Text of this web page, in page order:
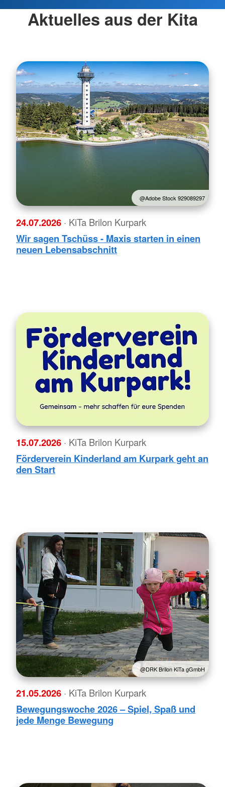
Aktuelles aus der Kita
@Adobe Stock 929089297
24.07.2026 · KiTa Brilon Kurpark
Wir sagen Tschüss - Maxis starten in einen
neuen Lebensabschnitt
15.07.2026 · KiTa Brilon Kurpark
Förderverein Kinderland am Kurpark geht an
den Start
@DRK Brilon KiTa gGmbH
21.05.2026 · KiTa Brilon Kurpark
Bewegungswoche 2026 – Spiel, Spaß und
jede Menge Bewegung